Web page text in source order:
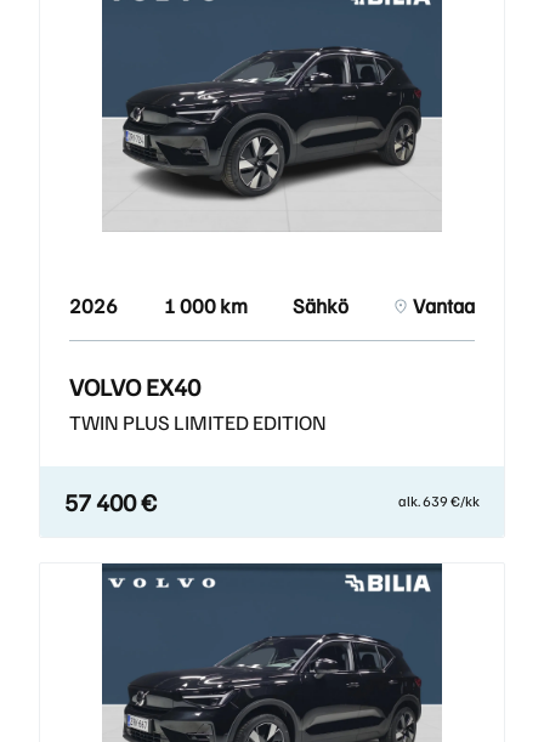
2026 1 000 km Sähkö Vantaa
VOLVO EX40
TWIN PLUS LIMITED EDITION
57 400 € alk. 639 €/kk